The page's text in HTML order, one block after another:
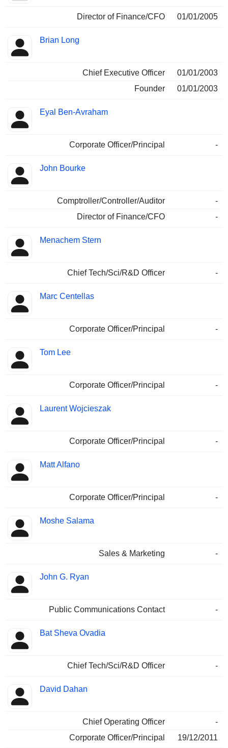
Director of Finance/CFO 01/01/2005
Brian Long
Chief Executive Officer
01/01/2003
Founder
01/01/2003
Eyal Ben-Avraham
Corporate Officer/Principal -
John Bourke
Comptroller/Controller/Auditor
-
Director of Finance/CFO
-
Menachem Stern
Chief Tech/Sci/R&D Officer -
Marc Centellas
Corporate Officer/Principal -
Tom Lee
Corporate Officer/Principal -
Laurent Wojcieszak
Corporate Officer/Principal -
Matt Alfano
Corporate Officer/Principal -
Moshe Salama
Sales & Marketing -
John G. Ryan
Public Communications Contact -
Bat Sheva Ovadia
Chief Tech/Sci/R&D Officer -
David Dahan
Chief Operating Officer
-
Corporate Officer/Principal
19/12/2011